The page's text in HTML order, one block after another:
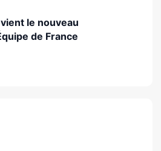
le nouveau
de France